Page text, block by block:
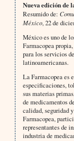
Nueva edición de
Resumido de:
México, 22 de
México es uno de
Farmacopea
para los servicios
latinoamericanas.
La Farmacopea es
especificaciones,
sus materias
de medicamentos
calidad, seguridad
Farmacopea,
representantes de
industria de